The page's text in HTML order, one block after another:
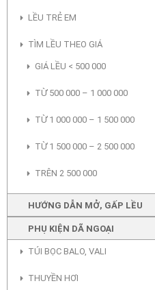
LỀU TRẺ EM
TÌM LỀU THEO GIÁ
GIÁ LỀU < 500 000
TỪ 500 000 – 1 000 000
TỪ 1 000 000 – 1 500 000
TỪ 1 500 000 – 2 500 000
TRÊN 2 500 000
HƯỚNG DẪN MỞ, GẤP LỀU
PHỤ KIỆN DÃ NGOẠI
TÚI BỌC BALO, VALI
THUYỀN HƠI